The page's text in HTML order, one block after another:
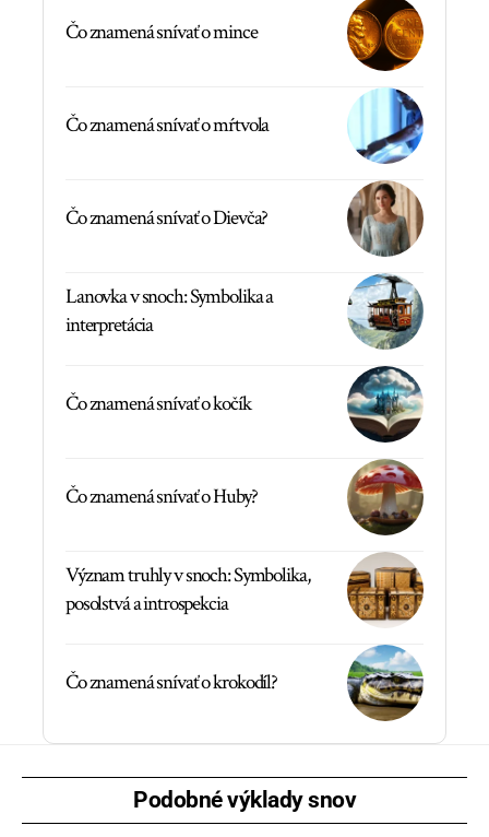
Čo znamená snívať o mince
Čo znamená snívať o mŕtvola
Čo znamená snívať o Dievča?
Lanovka v snoch: Symbolika a
interpretácia
Čo znamená snívať o kočík
Čo znamená snívať o Huby?
Význam truhly v snoch: Symbolika,
posolstvá a introspekcia
Čo znamená snívať o krokodíl?
Podobné výklady snov